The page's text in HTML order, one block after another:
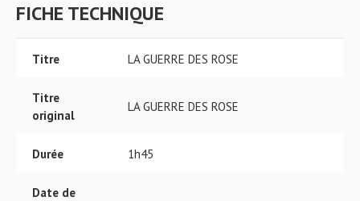
FICHE TECHNIQUE
Titre LA GUERRE DES ROSE
Titre
original
LA GUERRE DES ROSE
Durée 1h45
Date de